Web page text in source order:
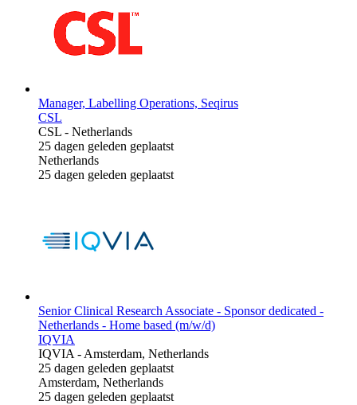
Manager, Labelling Operations, Seqirus
CSL
CSL - Netherlands
25 dagen geleden geplaatst
Netherlands
25 dagen geleden geplaatst
Senior Clinical Research Associate - Sponsor dedicated -
Netherlands - Home based (m/w/d)
IQVIA
IQVIA-Amsterdam, Netherlands
25 dagen geleden geplaatst
Amsterdam, Netherlands
25 dagen geleden geplaatst